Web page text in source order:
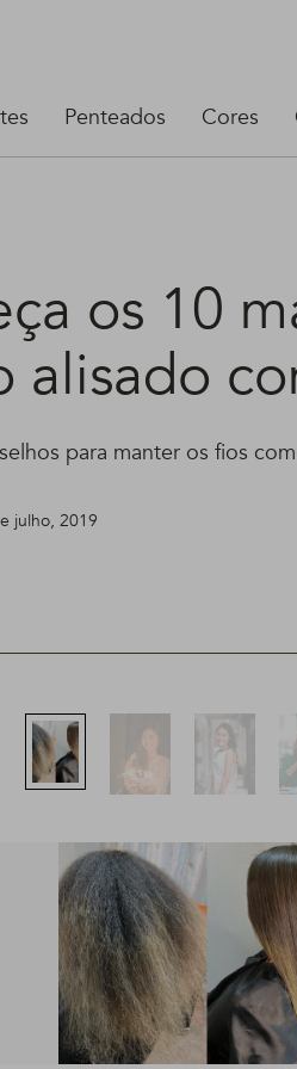
Penteados Cores
os 10
alisado
para manter os fios
julho, 2019